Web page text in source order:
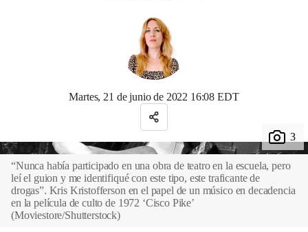
Martes, 21 de junio de 2022 16:08 EDT
“Nunca había participado en una obra de teatro en la escuela, pero
leí el guion y me identifiqué con este tipo, este traficante de
drogas”. Kris Kristofferson en el papel de un músico en decadencia
en la película de culto de 1972 ‘Cisco Pike’
(Moviestore/Shutterstock)